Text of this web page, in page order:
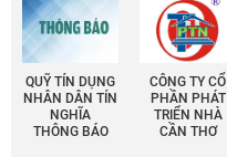
QUỸ TÍN DỤNG
NHÂN DÂN TÍN
NGHĨA
THÔNG BÁO
CÔNG TY CỔ
PHẦN PHÁT
TRIỂN NHÀ
CẦN THƠ